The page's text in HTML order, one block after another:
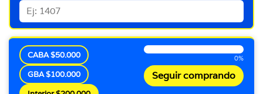
CABA $50.000
GBA $100.000
0%
Seguir comprando